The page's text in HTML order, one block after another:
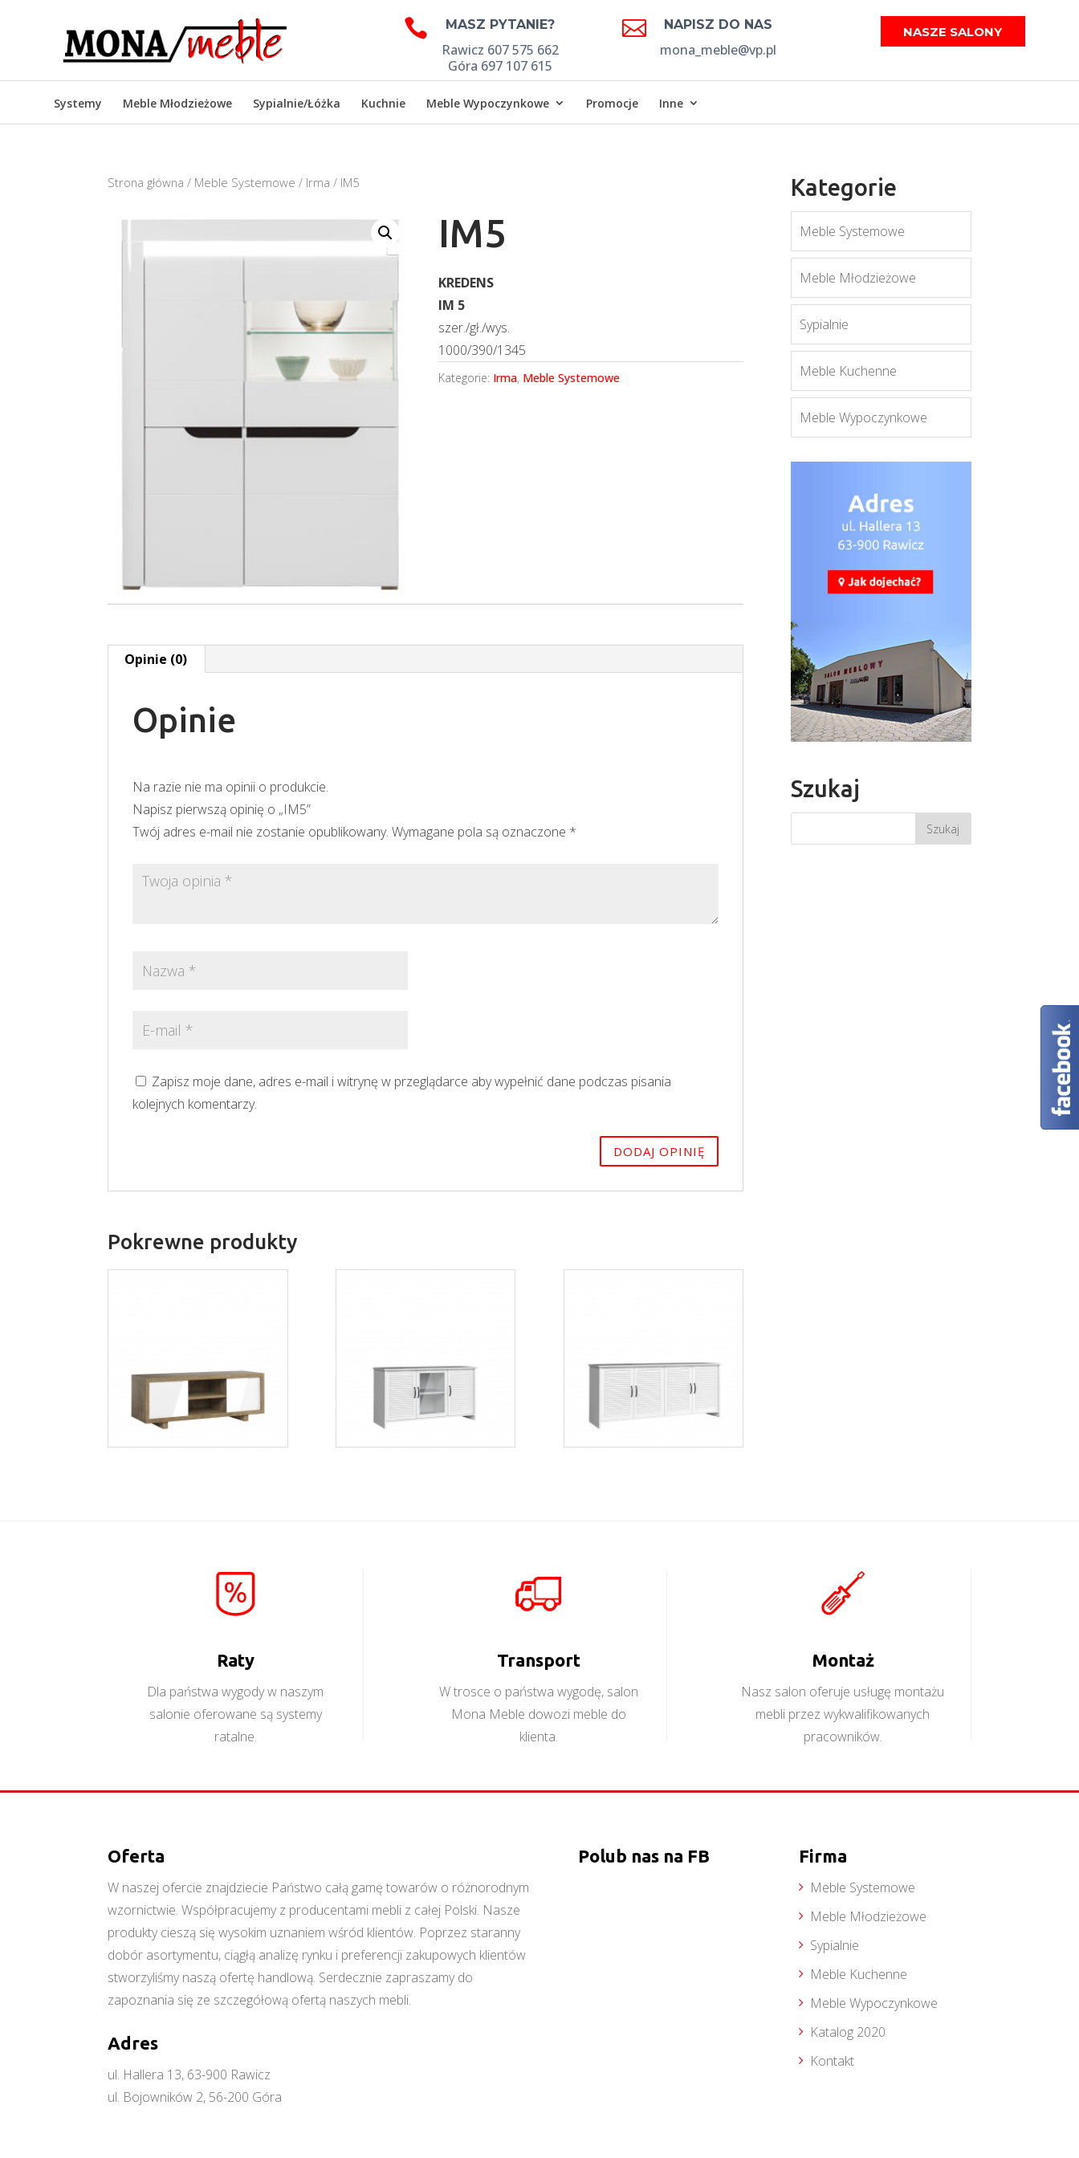
 MASZ PYTANIE?
Rawicz 607 575 662
Góra 697 107 615
 NAPISZ DO NAS
mona_meble@vp.pl
NASZE SALONY
Systemy Meble Młodzieżowe Sypialnie/Łóżka Kuchnie Meble Wypoczynkowe Promocje Inne
Strona główna / Meble Systemowe / Irma / IM5
IM5
KREDENS
IM 5
szer./gł./wys.
1000/390/1345
Kategorie: Irma, Meble Systemowe
Opinie (0)
Opinie
Na razie nie ma opinii o produkcie.
Napisz pierwszą opinię o „IM5”
Twój adres e-mail nie zostanie opublikowany. Wymagane pola są oznaczone *
Zapisz moje dane, adres e-mail i witrynę w przeglądarce aby wypełnić dane podczas pisania
kolejnych komentarzy.
Pokrewne produkty
Aspen RTV
Więcej
Kategorie
Meble Systemowe
Meble Młodzieżowe
Sypialnie
Meble Kuchenne
Meble Wypoczynkowe
Szukaj
Raty
Dla państwa wygody w naszym
salonie oferowane są systemy
ratalne.
Transport
W trosce o państwa wygodę, salon
Mona Meble dowozi meble do
klienta.
Montaż
Nasz salon oferuje usługę montażu
mebli przez wykwalifikowanych
pracowników.
Oferta
W naszej ofercie znajdziecie Państwo całą gamę towarów o różnorodnym
wzornictwie. Współpracujemy z producentami mebli z całej Polski. Nasze
produkty cieszą się wysokim uznaniem wśród klientów. Poprzez staranny
dobór asortymentu, ciągłą analizę rynku i preferencji zakupowych klientów
stworzyliśmy naszą ofertę handlową. Serdecznie zapraszamy do
zapoznania się ze szczegółową ofertą naszych mebli.
Adres
ul. Hallera 13, 63-900 Rawicz
ul. Bojowników 2, 56-200 Góra
Polub nas na FB Firma
Meble Systemowe
Meble Młodzieżowe
Sypialnie
Meble Kuchenne
Meble Wypoczynkowe
Katalog 2020
Kontakt